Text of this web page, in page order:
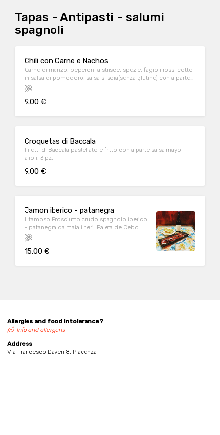
Tapas - Antipasti - salumi
spagnoli
Chili con Carne e Nachos
Carne di manzo, peperoni a strisce, spezie, fagioli rossi cotto
in salsa di pomodoro, salsa si soia(senza glutine) con a parte
nachos e salsa sour cream
9.00 €
Croquetas di Baccala
Filetti di Baccala pastellato e fritto con a parte salsa mayo
alioli. 3 pz.
9.00 €
Jamon iberico - patanegra
Il famoso Prosciutto crudo spagnolo iberico
- patanegra da maiali neri. Paleta de Cebo
Iberica (Salamanca)
15.00 €
Allergies and food intolerance?
Info and allergens
Address
Via Francesco Daveri 8, Piacenza